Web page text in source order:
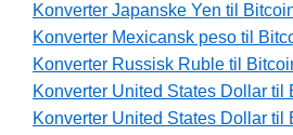
Konverter Japanske Yen til
Konverter Mexicansk peso til
Konverter Russisk Ruble til
Konverter United States Dollar til
Konverter United States Dollar til